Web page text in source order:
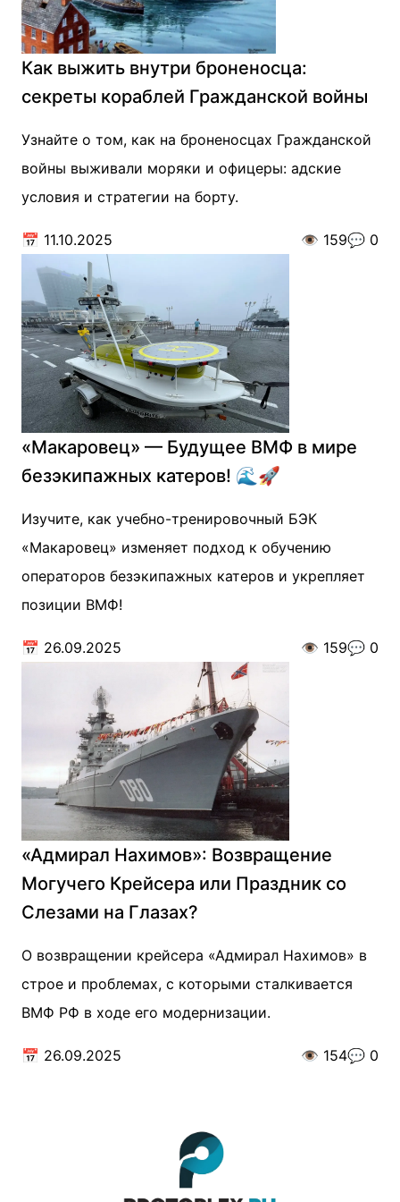
Как выжить внутри броненосца:
секреты кораблей Гражданской войны
Узнайте о том, как на броненосцах Гражданской
войны выживали моряки и офицеры: адские
условия и стратегии на борту.
📅 11.10.2025 👁️ 159💬 0
«Макаровец» — Будущее ВМФ в мире
безэкипажных катеров! 🌊🚀
Изучите, как учебно-тренировочный БЭК
«Макаровец» изменяет подход к обучению
операторов безэкипажных катеров и укрепляет
позиции ВМФ!
📅 26.09.2025 👁️ 159💬 0
«Адмирал Нахимов»: Возвращение
Могучего Крейсера или Праздник со
Слезами на Глазах?
О возвращении крейсера «Адмирал Нахимов» в
строе и проблемах, с которыми сталкивается
ВМФ РФ в ходе его модернизации.
📅 26.09.2025 👁️ 154💬 0